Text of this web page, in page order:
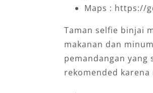
Maps : https://
Taman selfie binjai
makanan dan
pemandangan
rekomended